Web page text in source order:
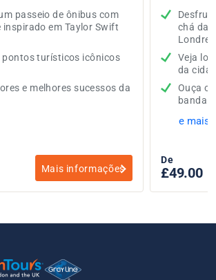
passeio de ônibus com
inspirado em Taylor Swift
pontos turísticos icônicos
e melhores sucessos da
Mais informações
chá da
Londres
Veja
da
Ouça
banda
e
De
£49.00